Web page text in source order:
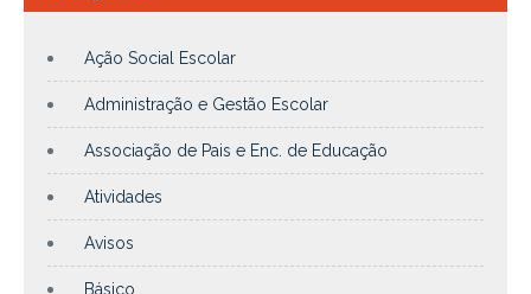
Ação Social Escolar
Administração e Gestão Escolar
Associação de Pais e Enc. de Educação
Atividades
Avisos
Básico